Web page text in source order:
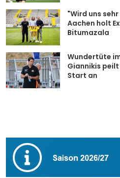
"Wird uns
Aachen holt
Bitumazala
Wundertüte
Giannikis
Start an